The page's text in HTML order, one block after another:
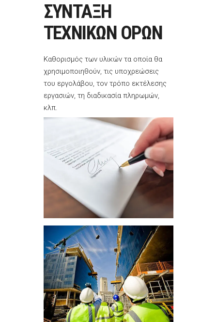
ΣΥΝΤΑΞΗ
ΤΕΧΝΙΚΩΝ ΟΡΩΝ
Καθορισμός των υλικών τα οποία θα
χρησιμοποιηθούν, τις υποχρεώσεις
του εργολάβου, τον τρόπο εκτέλεσης
εργασιών, τη διαδικασία πληρωμών,
κλπ.